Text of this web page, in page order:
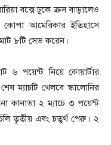
বক্সে ঢুকে ক্রস বাড়ালেও
কোপা আমেরিকার ইতিহাসে
৮টি সেভ করেন।
৬ পয়েন্ট নিয়ে কোয়ার্টার
ম্যাচটি খেলবে স্কালোনির
কানাডা ২ ম্যাচে ৩ পয়েন্ট
তৃতীয় এবং চতুর্থ পেরু। ২